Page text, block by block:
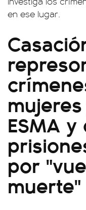
en ese lugar.
ESMA
por
muerte"